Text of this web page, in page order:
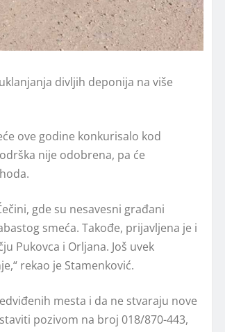
divljih deponija na više
ove godine konkurisalo kod
nije odobrena, pa će
gde su nesavesni građani
smeća. Takođe, prijavljena je i
Pukovca i Orljana. Još uvek
rekao je Stamenković.
mesta i da ne stvaraju nove
pozivom na broj 018/870-443,